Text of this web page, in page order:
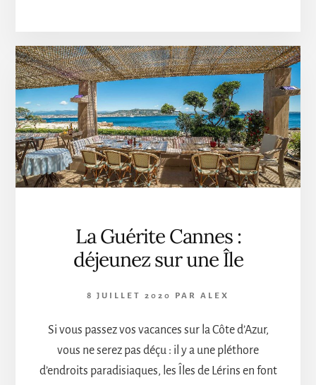
LES
PLUS
BRANCHÉES
DE
LA
CÔTE
D’AZUR
ÉTÉ
2020
La Guérite Cannes :
déjeunez sur une Île
8 JUILLET 2020 PAR ALEX
Si vous passez vos vacances sur la Côte d’Azur,
vous ne serez pas déçu : il y a une pléthore
d’endroits paradisiaques, les Îles de Lérins en font